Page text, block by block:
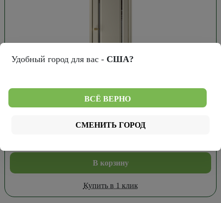
20 644₽
Дверь Галерея Эрмитаж-8 Винил Сэнд 70см.
В корзину
Купить в 1 клик
Удобный город для вас - США?
ВСЁ ВЕРНО
СМЕНИТЬ ГОРОД